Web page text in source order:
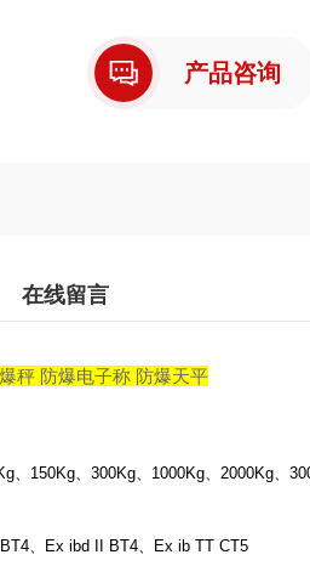
产品咨询
在线留言
秤 防爆电子称 防爆天平
150Kg、300Kg、1000Kg、2000Kg、
、Ex ibd II BT4、Ex ib TT CT5